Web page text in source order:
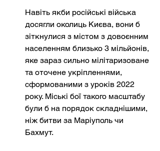
Навіть якби російські війська
досягли околиць Києва, вони б
зіткнулися з містом з довоєнним
населенням близько 3 мільйонів,
яке зараз сильно мілітаризоване
та оточене укріпленнями,
сформованими з уроків 2022
року. Міські бої такого масштабу
були б на порядок складнішими,
ніж битви за Маріуполь чи
Бахмут.